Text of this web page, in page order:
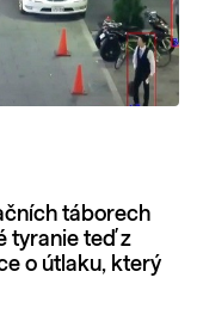
táborech
tyranie teď z
o útlaku, který